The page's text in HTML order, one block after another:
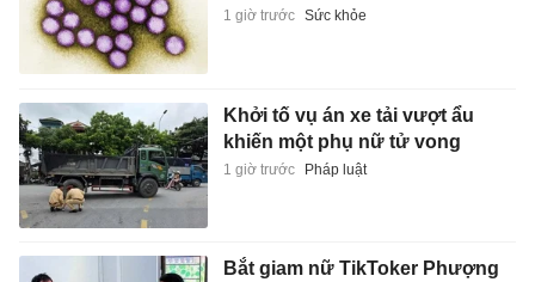
1 giờ trước Sức khỏe
Khởi tố vụ án xe tải vượt ẩu
khiến một phụ nữ tử vong
1 giờ trước Pháp luật
Bắt giam nữ TikToker Phượng